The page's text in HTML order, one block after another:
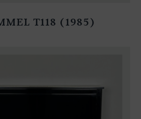
T118 (1985)